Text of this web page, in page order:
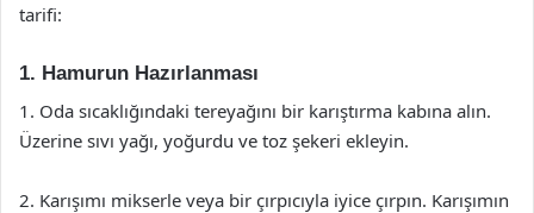
tarifi:
1. Hamurun Hazırlanması
1. Oda sıcaklığındaki tereyağını bir karıştırma kabına alın.
Üzerine sıvı yağı, yoğurdu ve toz şekeri ekleyin.
2. Karışımı mikserle veya bir çırpıcıyla iyice çırpın. Karışımın